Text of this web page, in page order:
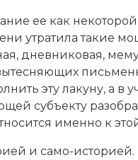
ее как
утратила такие
дневниковая,
эту лакуну, а в
субъекту
именно к
и само-